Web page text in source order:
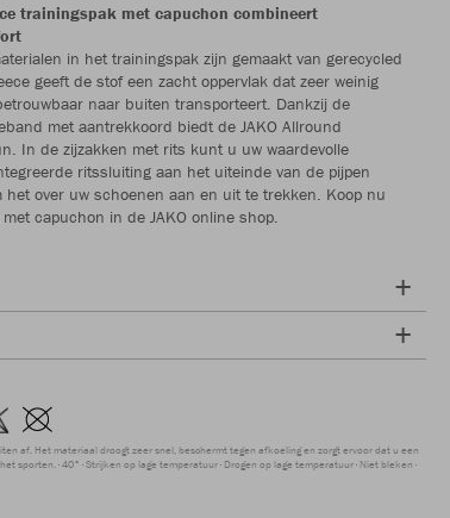
trainingspak met capuchon combineert
in het trainingspak zijn gemaakt van gerecycled
geeft de stof een zacht oppervlak dat zeer weinig
naar buiten transporteert. Dankzij de
met aantrekkoord biedt de JAKO Allround
In de zijzakken met rits kunt u uw waardevolle
ritssluiting aan het uiteinde van de pijpen
het over uw schoenen aan en uit te trekken. Koop nu
capuchon in de JAKO online shop.
af. Het materiaal droogt zeer snel, beschermt tegen afkoeling en zorgt ervoor dat u een
sporten. 40° Strijken op lage temperatuur Drogen op lage temperatuur Niet bleken